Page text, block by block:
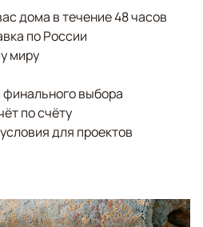
дома в течение 48 часов
по России
миру
выбора
по счёту
для проектов